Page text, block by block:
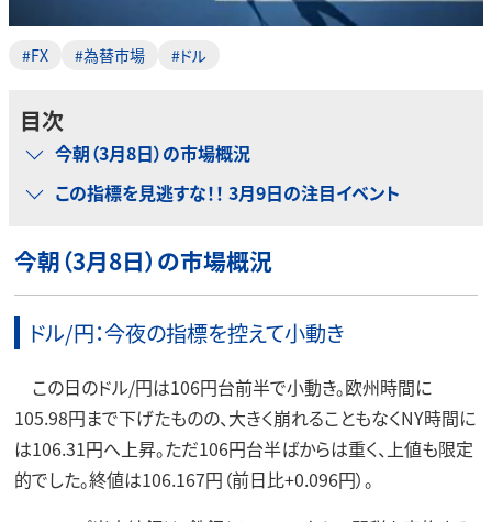
#FX #為替市場 #ドル
目次
今朝（3月8日）の市場概況
この指標を見逃すな！！ 3月9日の注目イベント
今朝（3月8日）の市場概況
ドル/円：今夜の指標を控えて小動き
この日のドル/円は106円台前半で小動き。欧州時間に
105.98円まで下げたものの、大きく崩れることもなくNY時間に
は106.31円へ上昇。ただ106円台半ばからは重く、上値も限定
的でした。終値は106.167円（前日比+0.096円）。